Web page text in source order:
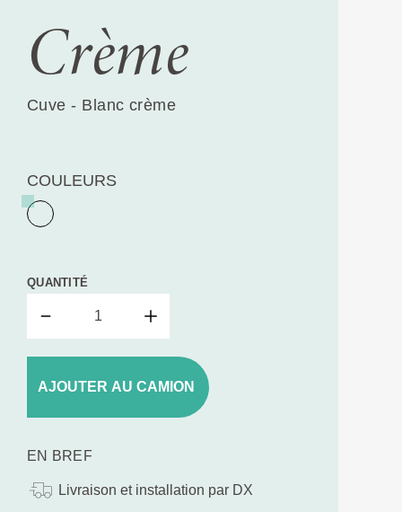
Crème
Cuve - Blanc crème
COULEURS
QUANTITÉ
AJOUTER AU CAMION
EN BREF
Livraison et installation par DX